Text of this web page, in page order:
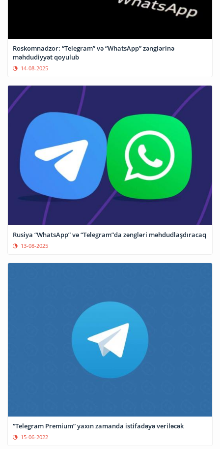
Roskomnadzor: “Telegram” və “WhatsApp” zənglərinə
məhdudiyyət qoyulub
14-08-2025
Rusiya “WhatsApp” və “Telegram”da zəngləri məhdudlaşdıracaq
13-08-2025
“Telegram Premium” yaxın zamanda istifadəyə veriləcək
15-06-2022